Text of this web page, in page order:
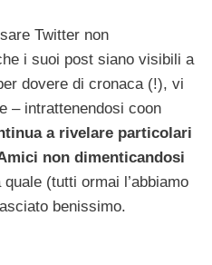
Twitter non
i suoi post siano visibili a
dovere di cronaca (!), vi
– intrattenendosi coon
a rivelare particolari
non dimenticandosi
quale (tutti ormai l’abbiamo
benissimo.